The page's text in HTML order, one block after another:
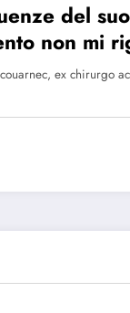
del suo
non mi
il caso Le
famiglia
ex chirurgo